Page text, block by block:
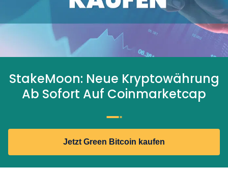
StakeMoon: Neue Kryptowährung
Ab Sofort Auf Coinmarketcap
Jetzt Green Bitcoin kaufen